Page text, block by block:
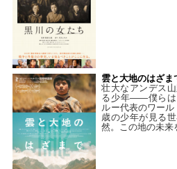
雲と大地のはざ
壮大なアンデス
る少年――僕らは
ルー代表のワー
歳の少年が見る
然。この地の未来